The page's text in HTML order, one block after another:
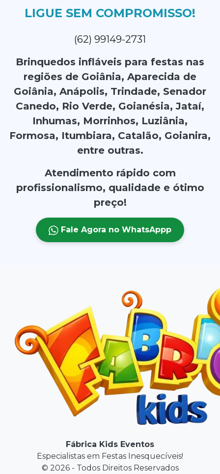
LIGUE SEM COMPROMISSO!
(62) 99149-2731
Brinquedos infláveis para festas nas
regiões de Goiânia, Aparecida de
Goiânia, Anápolis, Trindade, Senador
Canedo, Rio Verde, Goianésia, Jataí,
Inhumas, Morrinhos, Luziânia,
Formosa, Itumbiara, Catalão, Goianira,
entre outras.
Atendimento rápido com
profissionalismo, qualidade e ótimo
preço!
Fale Agora no WhatsAppp
Fábrica Kids Eventos
Especialistas em Festas Inesquecíveis!
© 2026 - Todos Direitos Reservados